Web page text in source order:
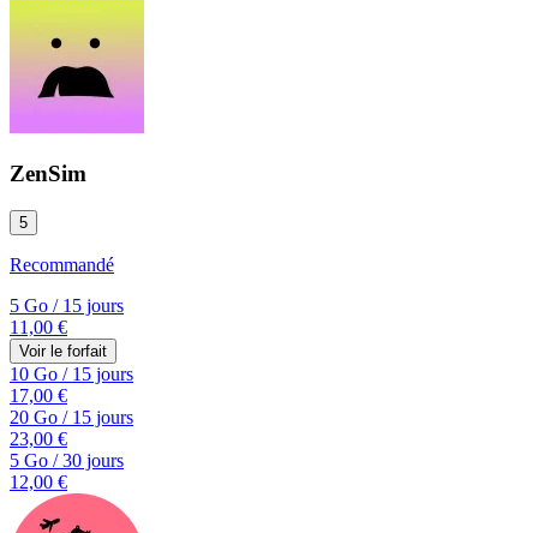
ZenSim
5
Recommandé
5 Go /15 jours
11,00 €
Voir le forfait
10 Go /15 jours
17,00 €
20 Go /15 jours
23,00 €
5 Go /30 jours
12,00 €